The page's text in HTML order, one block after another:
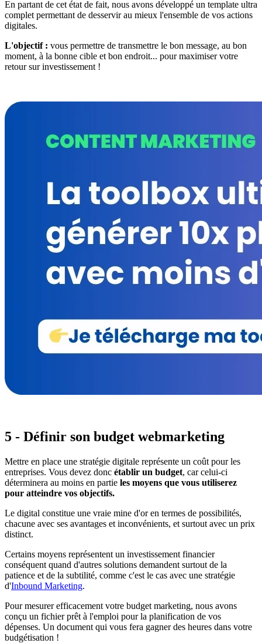
En partant de cet état de fait, nous avons développé un template ultra
complet permettant de desservir au mieux l'ensemble de vos actions
digitales.
L'objectif : vous permettre de transmettre le bon message, au bon
moment, à la bonne cible et bon endroit... pour maximiser votre
retour sur investissement !
5 - Définir son budget webmarketing
Mettre en place une stratégie digitale représente un coût pour les
entreprises. Vous devez donc établir un budget, car celui-ci
déterminera au moins en partie les moyens que vous utiliserez
pour atteindre vos objectifs.
Le digital constitue une vraie mine d'or en termes de possibilités,
chacune avec ses avantages et inconvénients, et surtout avec un prix
distinct.
Certains moyens représentent un investissement financier
conséquent quand d'autres solutions demandent surtout de la
patience et de la subtilité, comme c'est le cas avec une stratégie
d'Inbound Marketing.
Pour mesurer efficacement votre budget marketing, nous avons
conçu un fichier prêt à l'emploi pour la planification de vos
dépenses. Un document qui vous fera gagner des heures dans votre
budgétisation !